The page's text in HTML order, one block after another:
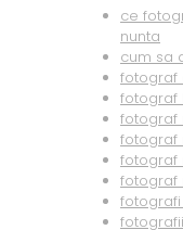
ce
nunta
cum sa
fotograf
fotograf
fotograf
fotograf
fotograf
fotograf